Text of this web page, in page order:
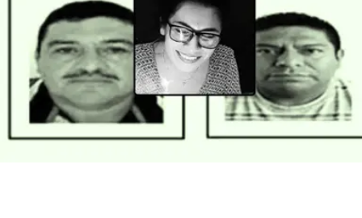
20:32
Retiran cámaras de videovigilancia irregulares
en Poza Rica
18:56
Censo de periodistas fue propuesta de un
reportero: Nahle